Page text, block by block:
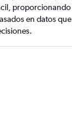
proporcionando
en datos que